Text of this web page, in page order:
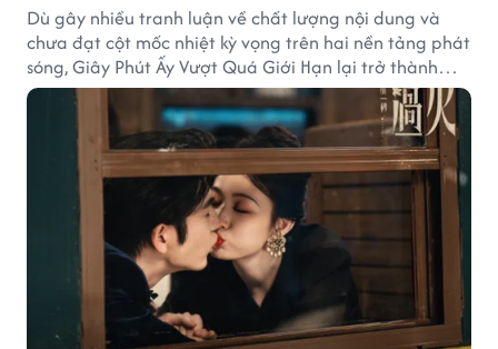
Dù gây nhiều tranh luận về chất lượng nội dung và
chưa đạt cột mốc nhiệt kỳ vọng trên hai nền tảng phát
sóng, Giây Phút Ấy Vượt Quá Giới Hạn lại trở thành
hiện tượng ở khía cạnh thương mại.